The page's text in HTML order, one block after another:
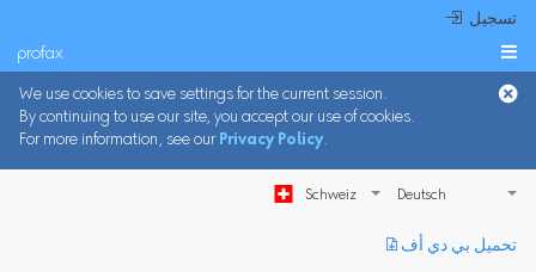
 تسجيل
profax 
We use cookies to save settings for the current session.
By continuing to use our site, you accept our use of cookies.
For more information, see our Privacy Policy.
Schweiz
︎ تحميل بي دي أف